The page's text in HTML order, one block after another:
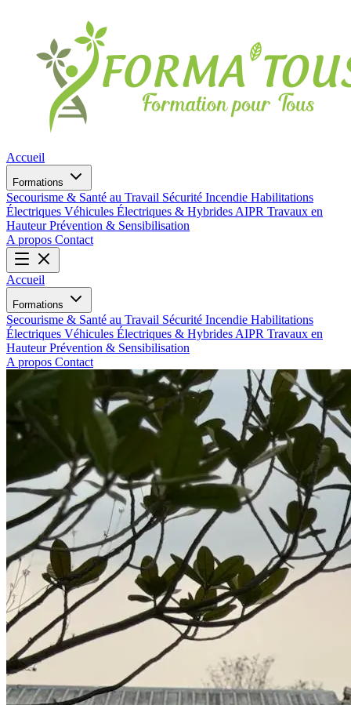
Accueil
Formations
Secourisme & Santé au Travail Sécurité Incendie Habilitations
Électriques Véhicules Électriques & Hybrides AIPR Travaux en
HauteurPrévention & Sensibilisation
A propos Contact
Accueil
Formations
Secourisme & Santé au Travail Sécurité Incendie Habilitations
Électriques Véhicules Électriques & Hybrides AIPR Travaux en
HauteurPrévention & Sensibilisation
A propos Contact